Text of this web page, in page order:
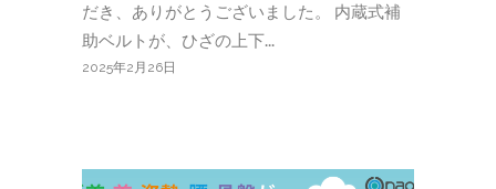
だき、ありがとうございました。 内蔵式補
助ベルトが、ひざの上下...
2025年2月26日